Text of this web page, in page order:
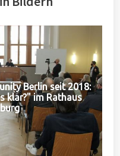
Berlin seit 2018:
klar?" im Rathaus